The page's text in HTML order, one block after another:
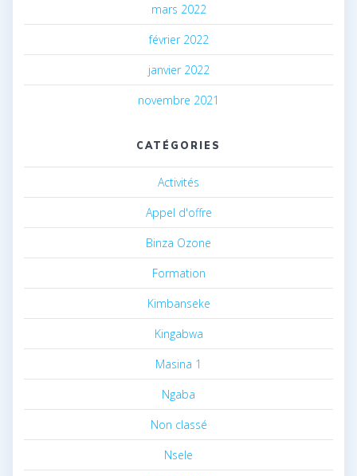
mars 2022
février 2022
janvier 2022
novembre 2021
CATÉGORIES
Activités
Appel d'offre
Binza Ozone
Formation
Kimbanseke
Kingabwa
Masina 1
Ngaba
Non classé
Nsele